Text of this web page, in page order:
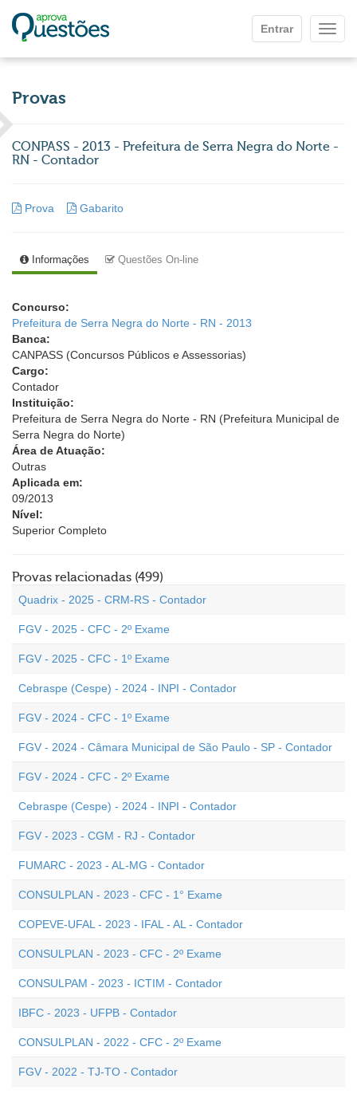
Entrar
Provas
CONPASS - 2013 - Prefeitura de Serra Negra do Norte -
RN - Contador
Prova Gabarito
Informações Questões On-line
Concurso:
Prefeitura de Serra Negra do Norte - RN - 2013
Banca:
CANPASS (Concursos Públicos e Assessorias)
Cargo:
Contador
Instituição:
Prefeitura de Serra Negra do Norte - RN (Prefeitura Municipal de
Serra Negra do Norte)
Área de Atuação:
Outras
Aplicada em:
09/2013
Nível:
Superior Completo
Provas relacionadas (499)
Quadrix - 2025 - CRM-RS - Contador
FGV - 2025 - CFC - 2º Exame
FGV - 2025 - CFC - 1º Exame
Cebraspe (Cespe) - 2024 - INPI - Contador
FGV - 2024 - CFC - 1º Exame
FGV - 2024 - Câmara Municipal de São Paulo - SP - Contador
FGV - 2024 - CFC - 2º Exame
Cebraspe (Cespe) - 2024 - INPI - Contador
FGV - 2023 - CGM - RJ - Contador
FUMARC - 2023 - AL-MG - Contador
CONSULPLAN - 2023 - CFC - 1° Exame
COPEVE-UFAL - 2023 - IFAL - AL - Contador
CONSULPLAN - 2023 - CFC - 2º Exame
CONSULPAM - 2023 - ICTIM - Contador
IBFC - 2023 - UFPB - Contador
CONSULPLAN - 2022 - CFC - 2º Exame
FGV - 2022 - TJ-TO - Contador